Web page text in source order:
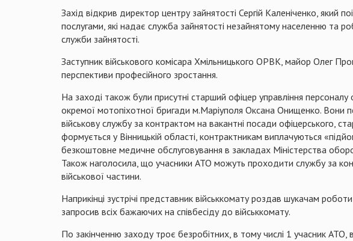
Захід відкрив директор центру зайнятості Сергій Каленіченко, який
послугами, які надає служба зайнятості незайнятому населенню та
служби зайнятості.
Заступник військового комісара Хмільницького ОРВК, майор Олег
перспективи професійного зростання.
На заході також були присутні старший офіцер управління
окремої мотопіхотної бригади м.Маріуполя Оксана Онищенко. Вони
військову службу за контрактом на вакантні посади офіцерського,
формується у Вінницькій області, контрактникам виплачуються
безкоштовне медичне обслуговування в закладах Міністерства
Також наголосила, що учасники АТО можуть проходити службу за
військової частини.
Наприкінці зустрічі представник військкомату роздав шукачам
запросив всіх бажаючих на співбесіду до військкомату.
По закінченню заходу троє безробітних, в тому числі 1 учасник